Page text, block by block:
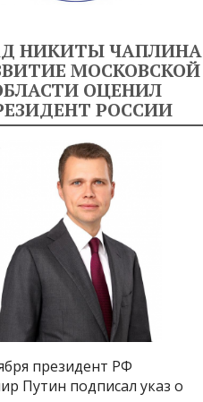
НИКИТЫ ЧАПЛИНА
МОСКОВСКОЙ
ОЦЕНИЛ
РОССИИ
президент РФ
Путин подписал указ о